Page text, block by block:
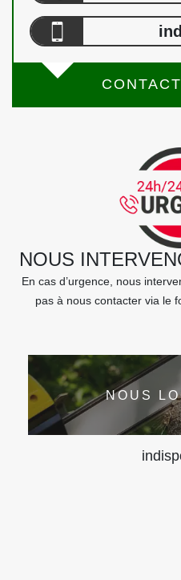
NOUS
En cas d’urgence, nous
pas à nous contacter via le
NOUS